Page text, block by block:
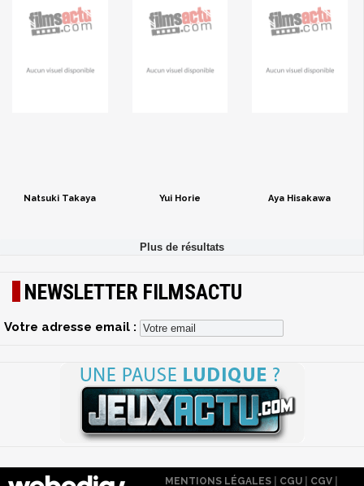
Natsuki Takaya Yui Horie Aya Hisakawa
NEWSLETTER FILMSACTU
Votre adresse email :
MENTIONS LÉGALES| CGU| CGV|